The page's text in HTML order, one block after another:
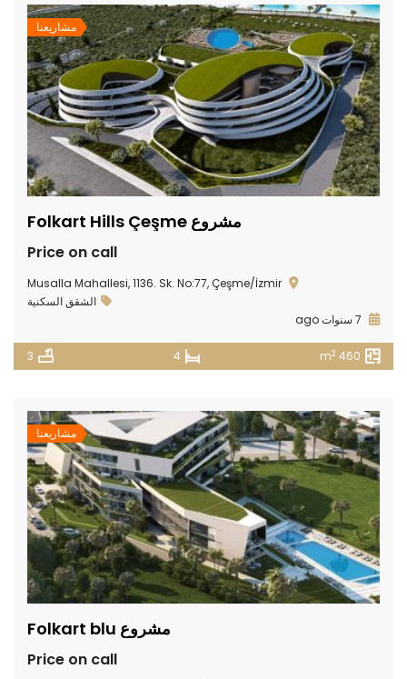
مشاريعنا
مشروع Folkart Hills Çeşme
Price on call
Musalla Mahallesi, 1136. Sk. No:77, Çeşme/İzmir
الشقق السكنية
460 m
2
4
3
مشاريعنا
مشروع Folkart blu
Price on call